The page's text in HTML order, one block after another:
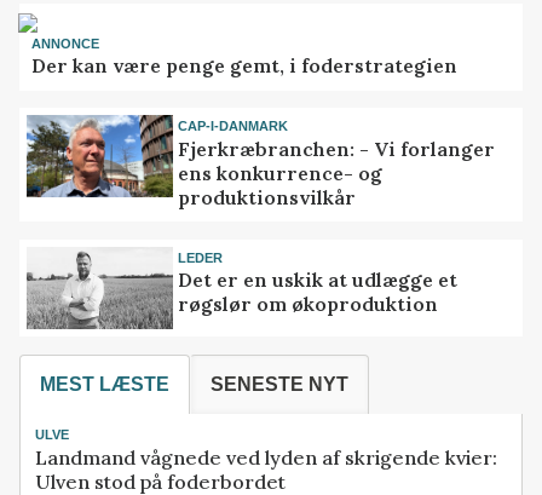
ANNONCE
Der kan være penge gemt, i foderstrategien
CAP-I-DANMARK
Fjerkræbranchen: - Vi forlanger
ens konkurrence- og
produktionsvilkår
LEDER
Det er en uskik at udlægge et
røgslør om økoproduktion
MEST LÆSTE SENESTE NYT
ULVE
Landmand vågnede ved lyden af skrigende kvier:
Ulven stod på foderbordet